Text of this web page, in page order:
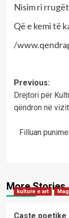
Nisim ri
Që e kemi të
/
Post
Previous:
Drejtori për
qëndron në
Filluan
More Stories
kulture e art
Çaste poetike